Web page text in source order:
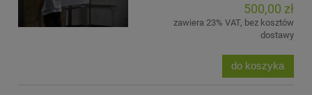
500,00 zł
zawiera 23% VAT, bez kosztów
dostawy
do koszyka